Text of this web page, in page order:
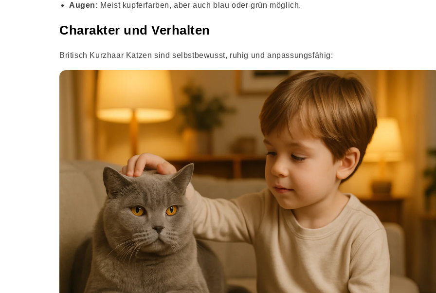
Augen: Meist kupferfarben, aber auch blau oder grün möglich.
Charakter und Verhalten
Britisch Kurzhaar Katzen sind selbstbewusst, ruhig und anpassungsfähig: